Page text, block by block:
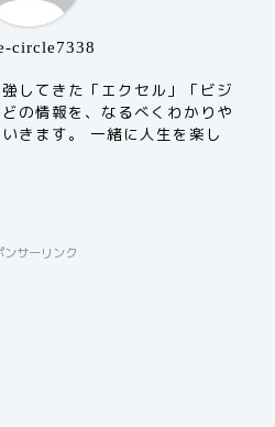
circle7338
してきた「エクセル」「ビジ
の情報を、なるべくわかりや
きます。 一緒に人生を楽し
ンサーリンク